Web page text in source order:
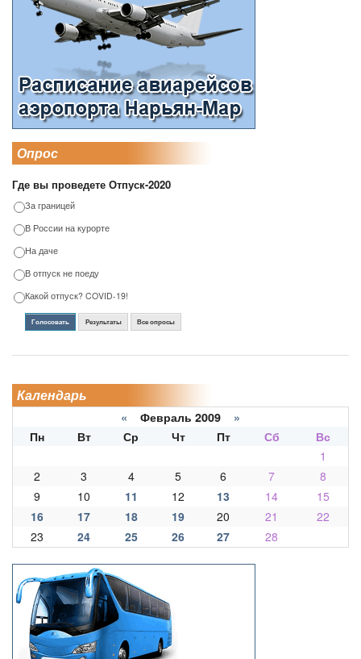
Опрос
Где вы проведете Отпуск-2020
За границей
В России на курорте
На даче
В отпуск не поеду
Какой отпуск? COVID-19!
Голосовать Результаты Все опросы
Календарь
« Февраль 2009 »
Пн
Вт Ср Чт Пт Сб
Вс
1
2
3 4 5 6 7
8
9
10 11 12 13 14
15
16
17 18 19 20 21
22
23
24 25 26 27 28